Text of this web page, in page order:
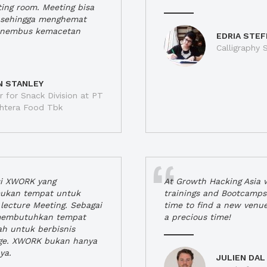
room. Meeting bisa
menghemat
kemacetan
STANLEY
for Snack Division at PT
Food Tbk
EDRIA
Calligraphy
yang
tempat untuk
Meeting. Sebagai
tempat
untuk berbisnis
XWORK bukan hanya
At Growth Hacking Asia
trainings and
time to find a new
a precious time!
JULIEN DAL